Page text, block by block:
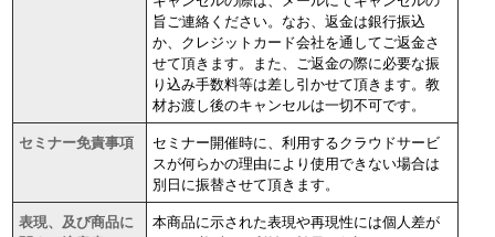
旨ご連絡ください。なお、返金は銀行振込
か、クレジットカード会社を通してご返金さ
せて頂きます。また、ご返金の際に必要な振
り込み手数料等は差し引かせて頂きます。教
材お渡し後のキャンセルは一切不可です。
セミナー免責事項
セミナー開催時に、利用するクラウドサービ
スが何らかの理由により使用できない場合は
別日に振替させて頂きます。
表現、及び商品に
本商品に示された表現や再現性には個人差が